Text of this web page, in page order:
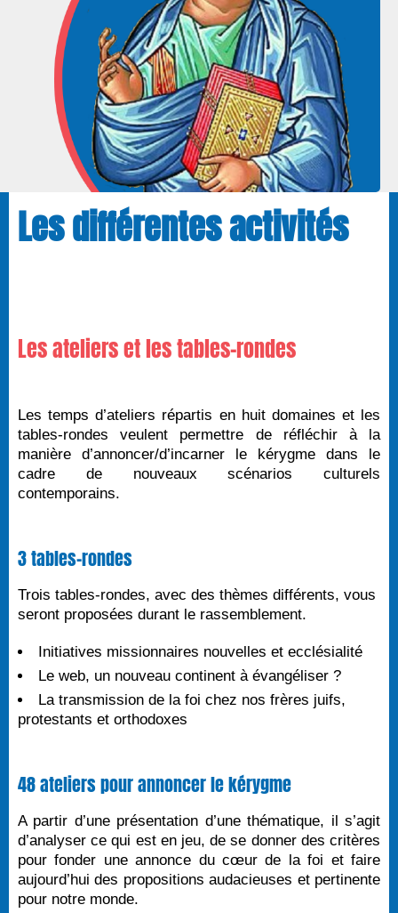
Les différentes activités
Les ateliers et les tables-rondes
Les temps d’ateliers répartis en huit domaines et les
tables-rondes veulent permettre de réfléchir à la
manière d’annoncer/d’incarner le kérygme dans le
cadre de nouveaux scénarios culturels
contemporains.
3 tables-rondes
Trois tables-rondes, avec des thèmes différents, vous
seront proposées durant le rassemblement.
Initiatives missionnaires nouvelles et ecclésialité
Le web, un nouveau continent à évangéliser ?
La transmission de la foi chez nos frères juifs,
protestants et orthodoxes
48 ateliers pour annoncer le kérygme
A partir d’une présentation d’une thématique, il s’agit
d’analyser ce qui est en jeu, de se donner des critères
pour fonder une annonce du cœur de la foi et faire
aujourd’hui des propositions audacieuses et pertinente
pour notre monde.